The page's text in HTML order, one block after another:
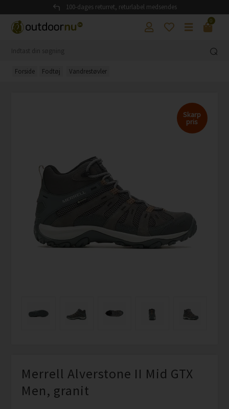
100-dages returret, returlabel medsendes
0
Forside Fodtøj Vandrestøvler
Skarp
pris
Merrell Alverstone II Mid GTX
Men, granit